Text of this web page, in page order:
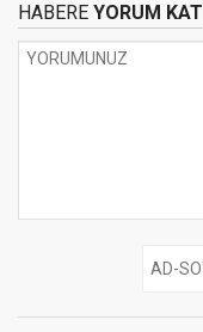
HABERE YORUM KAT